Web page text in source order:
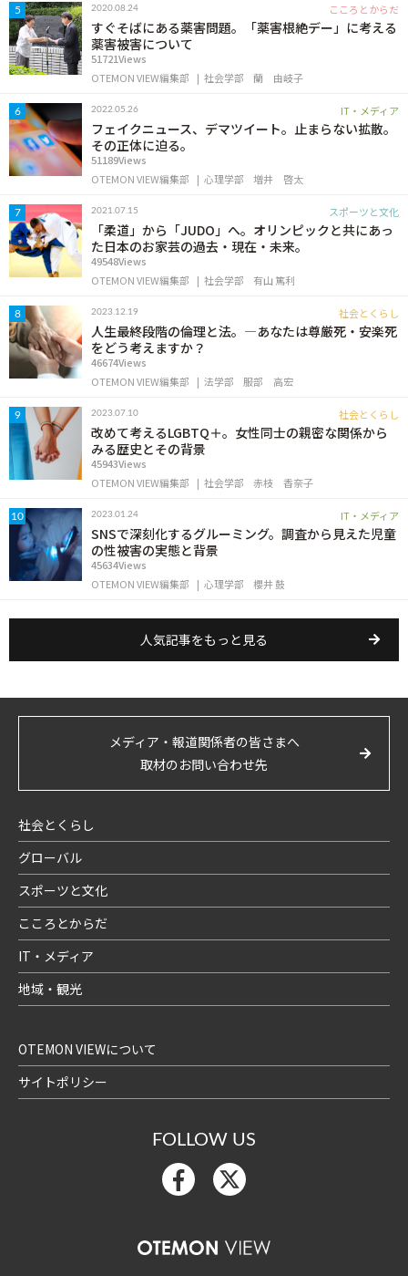
5 2020.08.24 こころとからだ
すぐそばにある薬害問題。「薬害根絶デー」に考える
薬害被害について
51721Views
OTEMON VIEW編集部
社会学部 蘭 由岐子
6 2022.05.26 IT・メディア
フェイクニュース、デマツイート。止まらない拡散。
その正体に迫る。
51189Views
OTEMON VIEW編集部
心理学部 増井 啓太
7 2021.07.15 スポーツと文化
「柔道」から「JUDO」へ。オリンピックと共にあっ
た日本のお家芸の過去・現在・未来。
49548Views
OTEMON VIEW編集部
社会学部 有山 篤利
8 2023.12.19 社会とくらし
人生最終段階の倫理と法。―あなたは尊厳死・安楽死
をどう考えますか？
46674Views
OTEMON VIEW編集部
法学部 服部 高宏
9 2023.07.10 社会とくらし
改めて考えるLGBTQ＋。女性同士の親密な関係から
みる歴史とその背景
45943Views
OTEMON VIEW編集部
社会学部 赤枝 香奈子
10 2023.01.24 IT・メディア
SNSで深刻化するグルーミング。調査から見えた児童
の性被害の実態と背景
45634Views
OTEMON VIEW編集部
心理学部 櫻井 鼓
人気記事をもっと見る
メディア・報道関係者の皆さまへ
取材のお問い合わせ先
社会とくらし
グローバル
スポーツと文化
こころとからだ
IT・メディア
地域・観光
OTEMON VIEWについて
サイトポリシー
FOLLOW US